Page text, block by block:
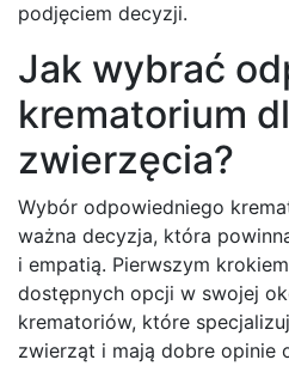
podjęciem decyzji.
Jak wybrać
krematorium
zwierzęcia?
Wybór odpowiedniego
ważna decyzja, która
i empatią. Pierwszym
dostępnych opcji w swojej
krematoriów, które
zwierząt i mają dobre opinie